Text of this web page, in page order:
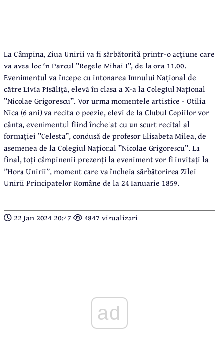
La Câmpina, Ziua Unirii va fi sărbătorită printr-o acțiune care
va avea loc în Parcul ”Regele Mihai I”, de la ora 11.00.
Evenimentul va începe cu intonarea Imnului Național de
către Livia Pisăliță, elevă în clasa a X-a la Colegiul Național
”Nicolae Grigorescu”. Vor urma momentele artistice - Otilia
Nica (6 ani) va recita o poezie, elevi de la Clubul Copiilor vor
cânta, evenimentul fiind încheiat cu un scurt recital al
formației ”Celesta”, condusă de profesor Elisabeta Milea, de
asemenea de la Colegiul Național ”Nicolae Grigorescu”. La
final, toți câmpinenii prezenți la eveniment vor fi invitați la
”Hora Unirii”, moment care va încheia sărbătorirea Zilei
Unirii Principatelor Române de la 24 Ianuarie 1859.
22 Jan 2024 20:47 4847 vizualizari
ad